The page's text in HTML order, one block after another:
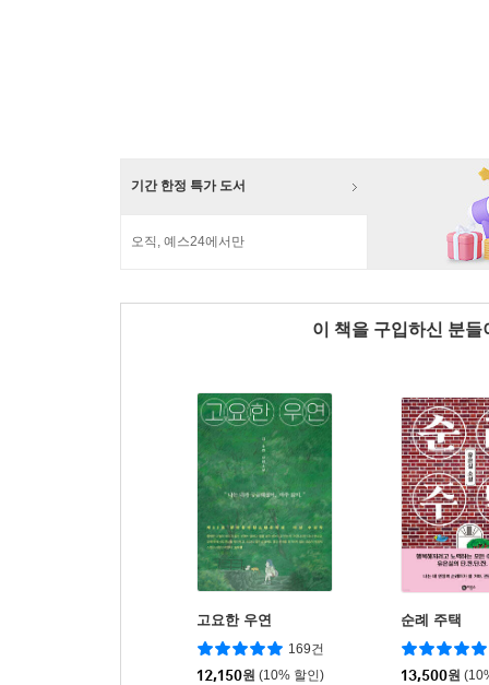
기간 한정 특가 도서
오직, 예스24에서만
이 책을 구입하신 분
고요한 우연
169건
12,150원 (10% 할인)
순례 주택
13,500원